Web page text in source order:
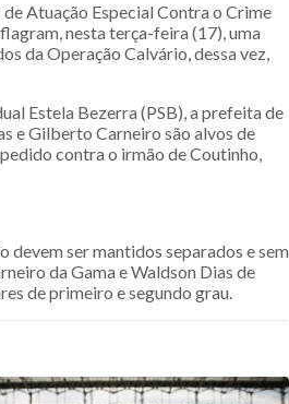
Atuação Especial Contra o Crime
nesta terça-feira (17), uma
da Operação Calvário, dessa vez,
Estela Bezerra (PSB), a prefeita de
e Gilberto Carneiro são alvos de
contra o irmão de Coutinho,
ser mantidos separados e sem
da Gama e Waldson Dias de
de primeiro e segundo grau.